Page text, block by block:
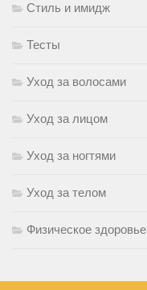
Стиль и имидж
Тесты
Уход за волосами
Уход за лицом
Уход за ногтями
Уход за телом
Физическое здоровье